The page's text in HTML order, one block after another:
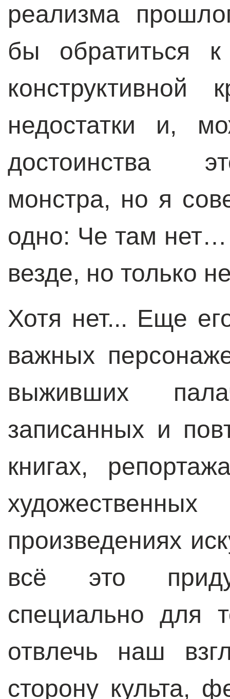
реализма
бы обратиться
конструктивной
недостатки и,
достоинства
монстра, но я
одно: Че там нет…
везде, но только
Хотя нет... Еще
важных
выживших
записанных и
книгах,
произведениях
всё это
специально для
отвлечь наш
сторону культа,